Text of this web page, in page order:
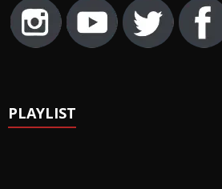
PLAYLIST